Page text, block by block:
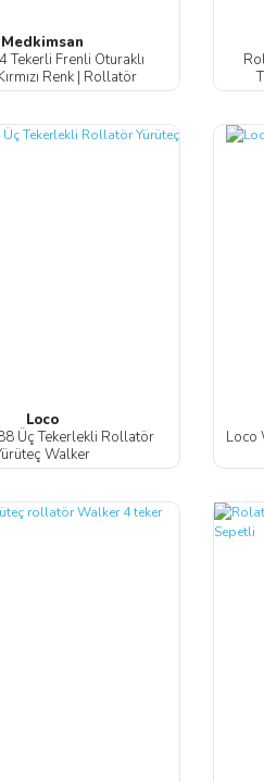
Medkimsan
Tekerli Frenli Oturaklı
Renk | Rollatör
Loco
Üç Tekerlekli Rollatör
Walker
Loco